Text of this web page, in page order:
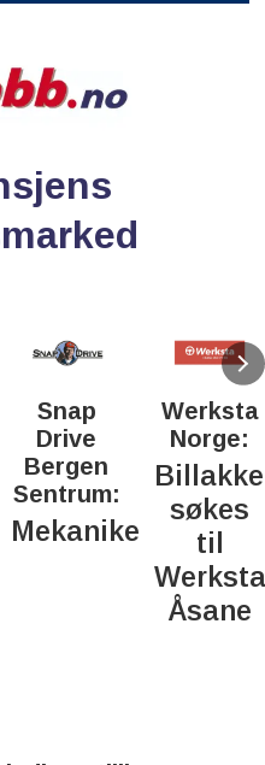
Snap
Drive
Bergen
Sentrum:
Mekaniker
Werksta
Norge:
søkes
til
Åsane